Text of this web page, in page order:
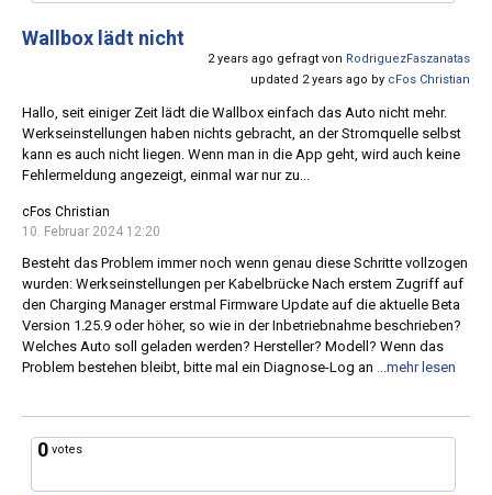
Wallbox lädt nicht
2 years ago gefragt von RodriguezFaszanatas
updated 2 years ago by cFos Christian
Hallo, seit einiger Zeit lädt die Wallbox einfach das Auto nicht mehr.
Werkseinstellungen haben nichts gebracht, an der Stromquelle selbst
kann es auch nicht liegen. Wenn man in die App geht, wird auch keine
Fehlermeldung angezeigt, einmal war nur zu...
cFos Christian
10. Februar 2024 12:20
Besteht das Problem immer noch wenn genau diese Schritte vollzogen
wurden: Werkseinstellungen per Kabelbrücke Nach erstem Zugriff auf
den Charging Manager erstmal Firmware Update auf die aktuelle Beta
Version 1.25.9 oder höher, so wie in der Inbetriebnahme beschrieben?
Welches Auto soll geladen werden? Hersteller? Modell? Wenn das
Problem bestehen bleibt, bitte mal ein Diagnose-Log an
...mehr lesen
0 votes